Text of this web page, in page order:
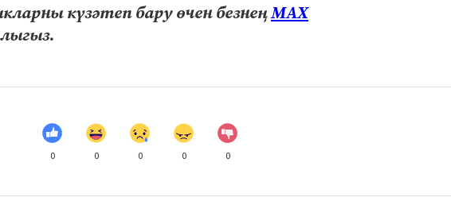
күзәтеп бару өчен безнеңМАХ
0 0 0 0 0